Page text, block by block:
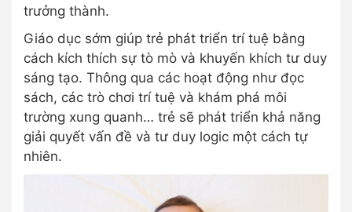
trưởng thành.
Giáo dục sớm giúp trẻ phát triển trí tuệ bằng
cách kích thích sự tò mò và khuyến khích tư duy
sáng tạo. Thông qua các hoạt động như đọc
sách, các trò chơi trí tuệ và khám phá môi
trường xung quanh… trẻ sẽ phát triển khả năng
giải quyết vấn đề và tư duy logic một cách tự
nhiên.